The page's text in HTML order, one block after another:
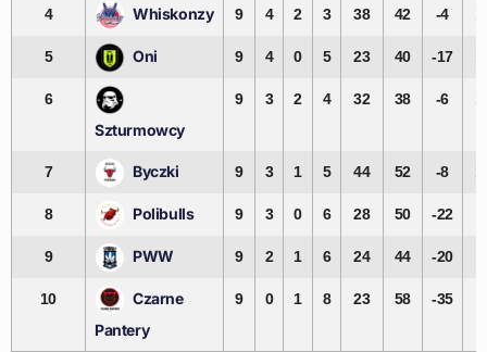
4 Whiskonzy 9 4 2 3 38 42 -4
5 Oni 9 4 0 5 23 40 -17
6
Szturmowcy
9 3 2 4 32 38 -6
7 Byczki 9 3 1 5 44 52 -8
8 Polibulls 9 3 0 6 28 50 -22
9 PWW 9 2 1 6 24 44 -20
10
Czarne
Pantery
9 0 1 8 23 58 -35